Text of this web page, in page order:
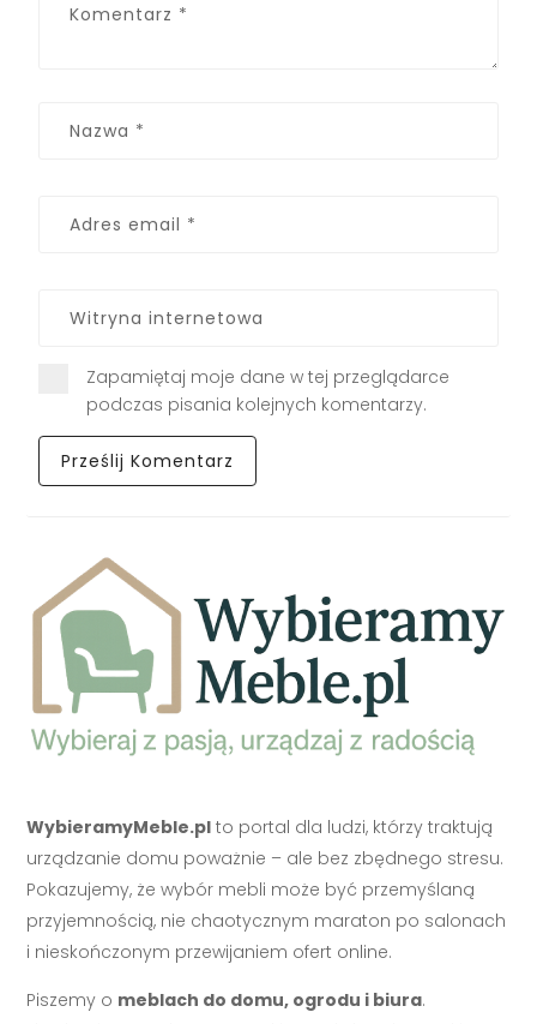
Zapamiętaj moje dane w tej przeglądarce
podczas pisania kolejnych komentarzy.
WybieramyMeble.pl to portal dla ludzi, którzy traktują
urządzanie domu poważnie – ale bez zbędnego stresu.
Pokazujemy, że wybór mebli może być przemyślaną
przyjemnością, nie chaotycznym maraton po salonach
i nieskończonym przewijaniem ofert online.
Piszemy o meblach do domu, ogrodu i biura.